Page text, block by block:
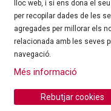
©Ajuntament de
Tel.: 972 25 24 00 |
Sitemap | Ús de Cookies
lloc web, i si ens dona el
per recopilar dades de les
agregades per millorar els
relacionada amb les seves
navegació.
Més informació
Rebutjar cookies